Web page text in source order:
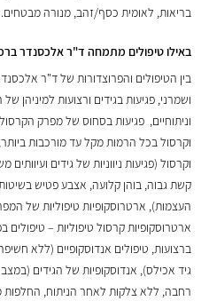
בריאות, לאומית כסף/זהב, מנורה מבטחים.
באילו טיפולים מתמחה ד"ר אלכסנדר
בין הטיפולים והפרוצדורות של ד"ר
ושמרני, פגיעות בגידים ורצועות למיניהן
וניתוחיים, פגיעות בסחוס של מפרק
וקרסול בכל הרמות מקל עד מורכבות
וקרסול (פגיעות ניווניות של גידים
קשת גבוה, בוהן קלועה, אצבע פטיש
העצמות), ארטרוסקופיות טיפוליות של
ארטרוסקופיות קרסול טיפוליות – טיפולים
ברצועות, טיפולים אנדוסקופיים (ללא
גיד אכילס), אנדוסקופיות של הגידים
רחבה, ללא צלקות לאחר הניתוח, החלפות